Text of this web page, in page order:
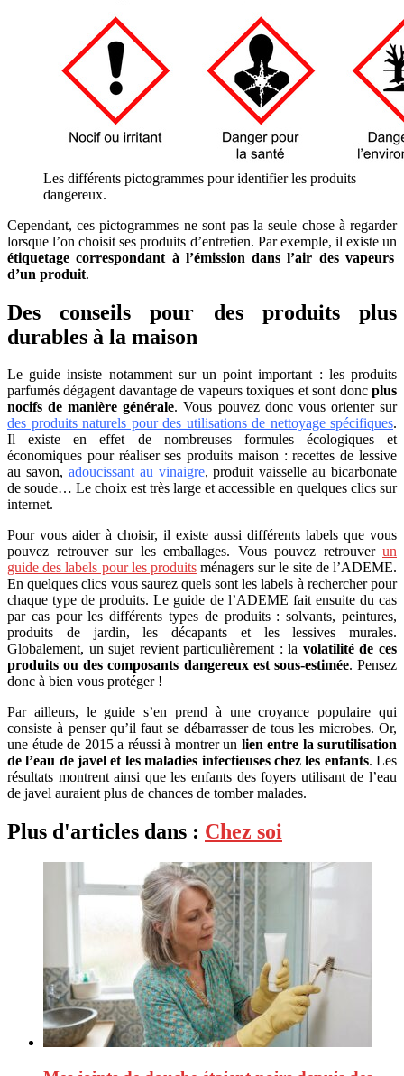
Les différents pictogrammes pour identifier les produits
dangereux.
Cependant, ces pictogrammes ne sont pas la seule chose à regarder
lorsque l’on choisit ses produits d’entretien. Par exemple, il existe un
étiquetage correspondant à l’émission dans l’air des vapeurs
d’un produit.
Des conseils pour des produits plus
durables à la maison
Le guide insiste notamment sur un point important : les produits
parfumés dégagent davantage de vapeurs toxiques et sont donc plus
nocifs de manière générale. Vous pouvez donc vous orienter sur
des produits naturels pour des utilisations de nettoyage spécifiques.
Il existe en effet de nombreuses formules écologiques et
économiques pour réaliser ses produits maison : recettes de lessive
au savon, adoucissant au vinaigre, produit vaisselle au bicarbonate
de soude… Le choix est très large et accessible en quelques clics sur
internet.
Pour vous aider à choisir, il existe aussi différents labels que vous
pouvez retrouver sur les emballages. Vous pouvez retrouver un
guide des labels pour les produitsménagers sur le site de l’ADEME.
En quelques clics vous saurez quels sont les labels à rechercher pour
chaque type de produits. Le guide de l’ADEME fait ensuite du cas
par cas pour les différents types de produits : solvants, peintures,
produits de jardin, les décapants et les lessives murales.
Globalement, un sujet revient particulièrement : la volatilité de ces
produits ou des composants dangereux est sous-estimée. Pensez
donc à bien vous protéger !
Par ailleurs, le guide s’en prend à une croyance populaire qui
consiste à penser qu’il faut se débarrasser de tous les microbes. Or,
une étude de 2015 a réussi à montrer un lien entre la surutilisation
de l’eau de javel et les maladies infectieuses chez les enfants. Les
résultats montrent ainsi que les enfants des foyers utilisant de l’eau
de javel auraient plus de chances de tomber malades.
Plus d'articles dans : Chez soi